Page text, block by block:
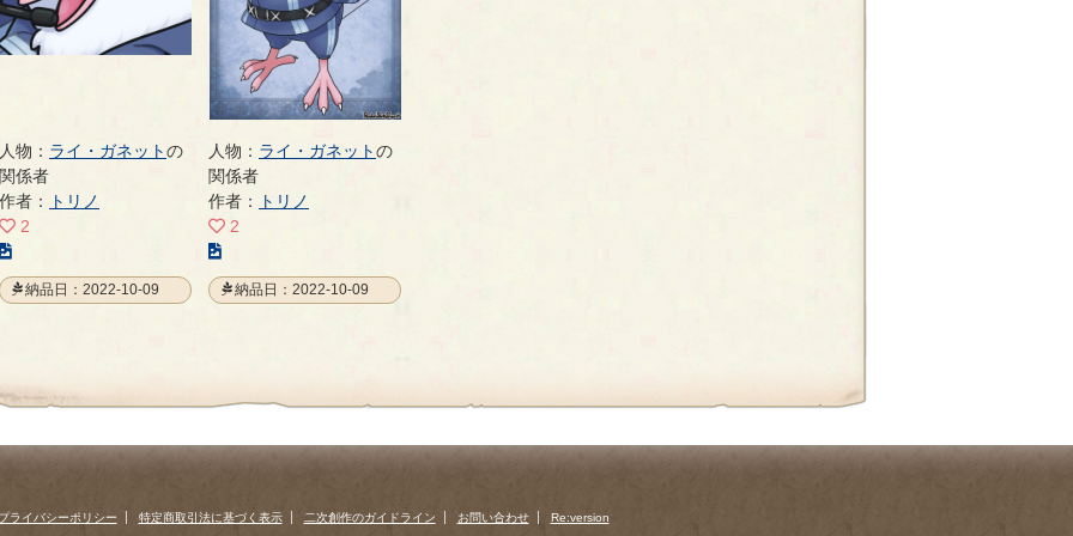
人物： ライ・ガネットの
関係者
作者：
トリノ
2
の
イ
の
ー
納品日：2022-10-09
人物： ライ・ガネットの
関係者
作者：
トリノ
2
の
イ
の
ー
納品日：2022-10-09
ライバシーポリシー 特定商取引法に基づく表示 二次創作のガイドライン お問い合わせ Re:version